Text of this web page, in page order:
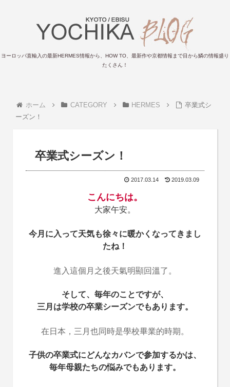
ヨーロッパ直輸入の最新HERMES情報から、HOW TO、最新作や京都情報まで目から鱗の情報盛り
たくさん！
ホーム CATEGORY HERMES
卒業式シ
ーズン！
卒業式シーズン！
2017.03.14 2019.03.09
こんにちは。
大家午安。
今月に入って天気も徐々に暖かくなってきまし
たね！
進入這個月之後天氣明顯回溫了。
そして、毎年のことですが、
三月は学校の卒業シーズンでもあります。
在日本，三月也同時是學校畢業的時期。
子供の卒業式にどんなカバンで参加するかは、
毎年母親たちの悩みでもあります。